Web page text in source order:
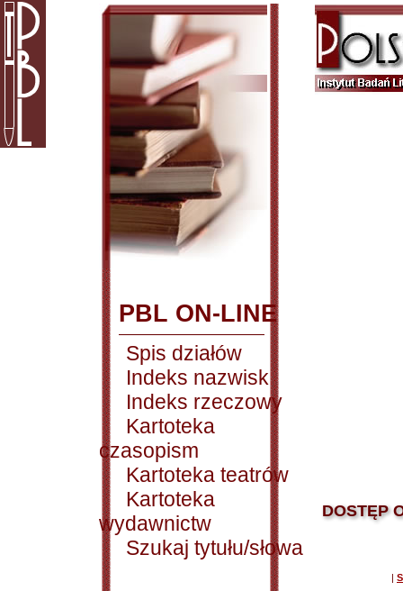
PBL ON-LINE
Spis działów
Indeks nazwisk
Indeks rzeczowy
Kartoteka
czasopism
Kartoteka teatrów
Kartoteka
wydawnictw
Szukaj tytułu/słowa
DOSTĘP
|